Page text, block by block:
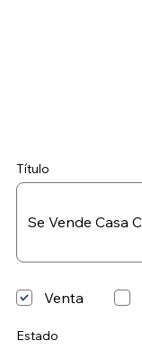
Título
Estado
Venta